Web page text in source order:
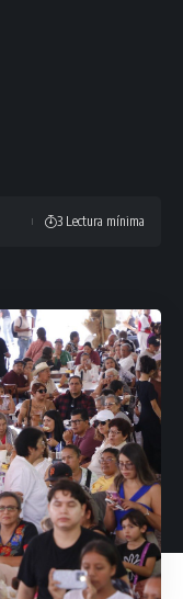
3 Lectura mínima